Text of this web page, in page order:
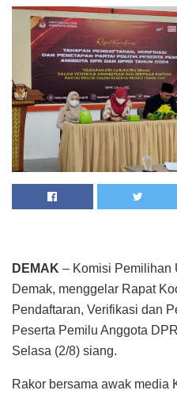
DEMAK – Komisi Pemilihan
Demak, menggelar Rapat
Pendaftaran, Verifikasi dan
Peserta Pemilu Anggota
Selasa (2/8) siang.
Rakor bersama awak media